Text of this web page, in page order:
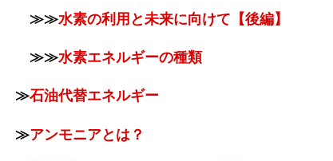
≫≫水素の利用と未来に向けて【後編】
≫≫水素エネルギーの種類
≫石油代替エネルギー
≫アンモニアとは？